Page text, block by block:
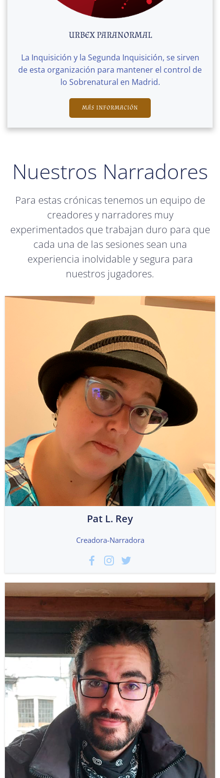
URBEX PARANORMAL
La Inquisición y la Segunda Inquisición, se sirven
de esta organización para mantener el control de
lo Sobrenatural en Madrid.
MÁS INFORMACIÓN
Nuestros Narradores
Para estas crónicas tenemos un equipo de
creadores y narradores muy
experimentados que trabajan duro para que
cada una de las sesiones sean una
experiencia inolvidable y segura para
nuestros jugadores.
Pat L. Rey
Creadora-Narradora